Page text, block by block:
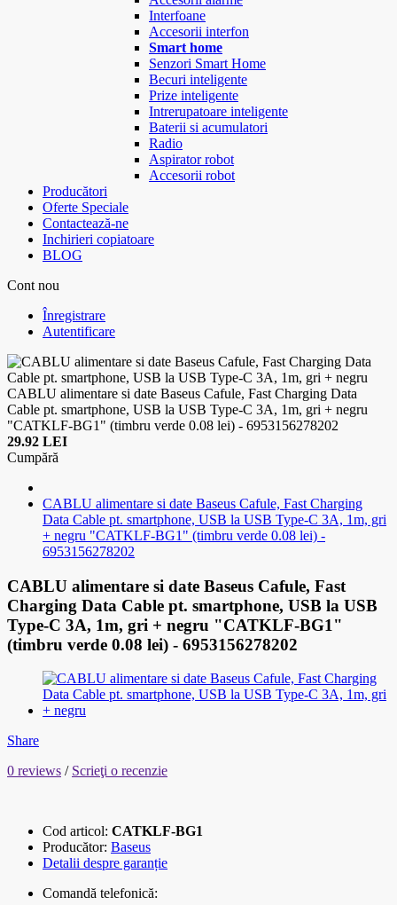
Interfoane
Accesorii interfon
Smart home
Senzori Smart Home
Becuri inteligente
Prize inteligente
Intrerupatoare inteligente
Baterii si acumulatori
Radio
Aspirator robot
Accesorii robot
Producători
Oferte Speciale
Contactează-ne
Inchirieri copiatoare
BLOG
Cont nou
Înregistrare
Autentificare
CABLU alimentare si date Baseus Cafule, Fast Charging Data
Cable pt. smartphone, USB la USB Type-C 3A, 1m, gri + negru
"CATKLF-BG1" (timbru verde 0.08 lei) - 6953156278202
29.92 LEI
Cumpără
CABLU alimentare si date Baseus Cafule, Fast Charging
Data Cable pt. smartphone, USB la USB Type-C 3A, 1m, gri
+ negru "CATKLF-BG1" (timbru verde 0.08 lei) -
6953156278202
CABLU alimentare si date Baseus Cafule, Fast
Charging Data Cable pt. smartphone, USB la USB
Type-C 3A, 1m, gri + negru "CATKLF-BG1"
(timbru verde 0.08 lei) - 6953156278202
Share
0 reviews / Scrieţi o recenzie
Cod articol: CATKLF-BG1
Producător: Baseus
Detalii despre garanție
Comandă telefonică: